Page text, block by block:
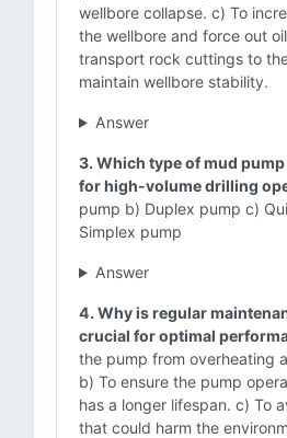
wellbore collapse. c) To
the wellbore and force out
transport rock cuttings to
maintain wellbore stability.
Answer
3. Which type of mud
for high-volume drilling
pump b) Duplex pump c)
Simplex pump
Answer
4. Why is regular
crucial for optimal
the pump from overheating
b) To ensure the pump
has a longer lifespan. c) To
that could harm the